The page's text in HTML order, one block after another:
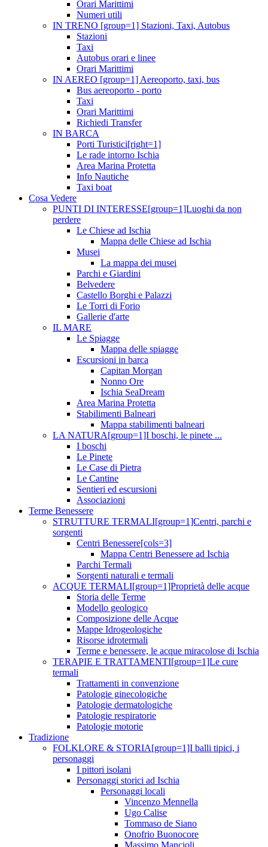
Orari Marittimi
Numeri utili
IN TRENO [group=1] Stazioni, Taxi, Autobus
Stazioni
Taxi
Autobus orari e linee
Orari Marittimi
IN AEREO [group=1] Aereoporto, taxi, bus
Bus aereoporto - porto
Taxi
Orari Marittimi
Richiedi Transfer
IN BARCA
Porti Turistici[right=1]
Le rade intorno Ischia
Area Marina Protetta
Info Nautiche
Taxi boat
Cosa Vedere
PUNTI DI INTERESSE[group=1]Luoghi da non
perdere
Le Chiese ad Ischia
Mappa delle Chiese ad Ischia
Musei
La mappa dei musei
Parchi e Giardini
Belvedere
Castello Borghi e Palazzi
Le Torri di Forio
Gallerie d'arte
IL MARE
Le Spiagge
Mappa delle spiagge
Escursioni in barca
Capitan Morgan
Nonno Ore
Ischia SeaDream
Area Marina Protetta
Stabilimenti Balneari
Mappa stabilimenti balneari
LA NATURA[group=1]I boschi, le pinete ...
I boschi
Le Pinete
Le Case di Pietra
Le Cantine
Sentieri ed escursioni
Associazioni
Terme Benessere
STRUTTURE TERMALI[group=1]Centri, parchi e
sorgenti
Centri Benessere[cols=3]
Mappa Centri Benessere ad Ischia
Parchi Termali
Sorgenti naturali e termali
ACQUE TERMALI[group=1]Proprietà delle acque
Storia delle Terme
Modello geologico
Composizione delle Acque
Mappe Idrogeologiche
Risorse idrotermali
Terme e benessere, le acque miracolose di Ischia
TERAPIE E TRATTAMENTI[group=1]Le cure
termali
Trattamenti in convenzione
Patologie ginecologiche
Patologie dermatologiche
Patologie respiratorie
Patologie motorie
Tradizione
FOLKLORE & STORIA[group=1]I balli tipici, i
personaggi
I pittori isolani
Personaggi storici ad Ischia
Personaggi locali
Vincenzo Mennella
Ugo Calise
Tommaso de Siano
Onofrio Buonocore
Massimo Mancioli